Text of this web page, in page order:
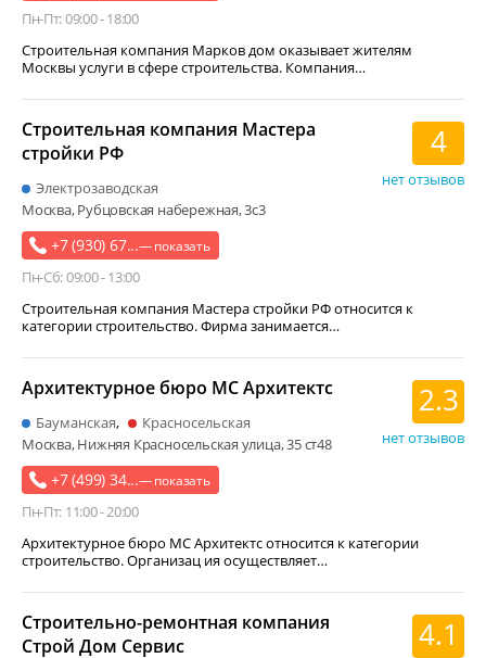
электромонтажные работы
электронагревательное оборудование
ремонт и укладка напольных покрытий
штукатурно-малярные работы
Ремонт квартир
стеновые панели
монтаж климатических систем
кровельные работы
фасадные материалы и конструкции
межкомнатные двери
насосные станции
забор и ограждение
геодезические работы
фундамент
облицовка дома
лакокрасочные материалы
металлоконструкция
Пн-Пт: 09:00 - 18:00
Строительная компания Марков дом оказывает жителям
Москвы услуги в сфере строительства. Компания…
+7 (930) 67...— показать
Пн-Сб: 09:00 - 13:00
Строительная компания Мастера
стройки РФ
4
нет отзывов
Электрозаводская
Москва, Рубцовская набережная, 3с3
Строительная компания Мастера стройки РФ относится к
категории строительство. Фирма занимается…
+7 (499) 34...— показать
Пн-Пт: 11:00 - 20:00
Архитектурное бюро МС Архитектс 2.3
нет отзывов
Бауманская
Красносельская
Москва, Нижняя Красносельская улица, 35 ст48
Архитектурное бюро МС Архитектс относится к категории
строительство. Организац ия осуществляет…
Строительно-ремонтная компания
Строй Дом Сервис
4.1